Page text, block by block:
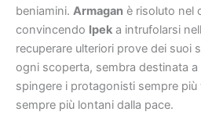
beniamini. Armagan è risoluto nel
convincendo Ipek a intrufolarsi
recuperare ulteriori prove dei suoi
ogni scoperta, sembra destinata a
spingere i protagonisti sempre più
sempre più lontani dalla pace.